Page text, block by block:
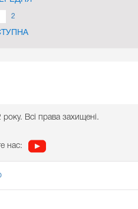
2
Всі права захищені.
нас: